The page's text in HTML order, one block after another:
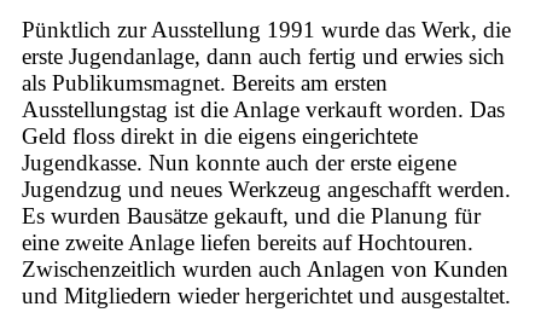
Pünktlich zur Ausstellung 1991 wurde das Werk, die
erste Jugendanlage, dann auch fertig und erwies sich
als Publikumsmagnet. Bereits am ersten
Ausstellungstag ist die Anlage verkauft worden. Das
Geld floss direkt in die eigens eingerichtete
Jugendkasse. Nun konnte auch der erste eigene
Jugendzug und neues Werkzeug angeschafft werden.
Es wurden Bausätze gekauft, und die Planung für
eine zweite Anlage liefen bereits auf Hochtouren.
Zwischenzeitlich wurden auch Anlagen von Kunden
und Mitgliedern wieder hergerichtet und ausgestaltet.